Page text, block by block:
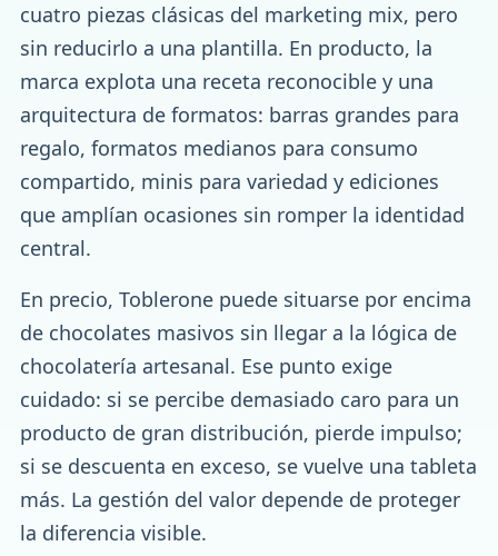
cuatro piezas clásicas del marketing mix, pero
sin reducirlo a una plantilla. En producto, la
marca explota una receta reconocible y una
arquitectura de formatos: barras grandes para
regalo, formatos medianos para consumo
compartido, minis para variedad y ediciones
que amplían ocasiones sin romper la identidad
central.
En precio, Toblerone puede situarse por encima
de chocolates masivos sin llegar a la lógica de
chocolatería artesanal. Ese punto exige
cuidado: si se percibe demasiado caro para un
producto de gran distribución, pierde impulso;
si se descuenta en exceso, se vuelve una tableta
más. La gestión del valor depende de proteger
la diferencia visible.